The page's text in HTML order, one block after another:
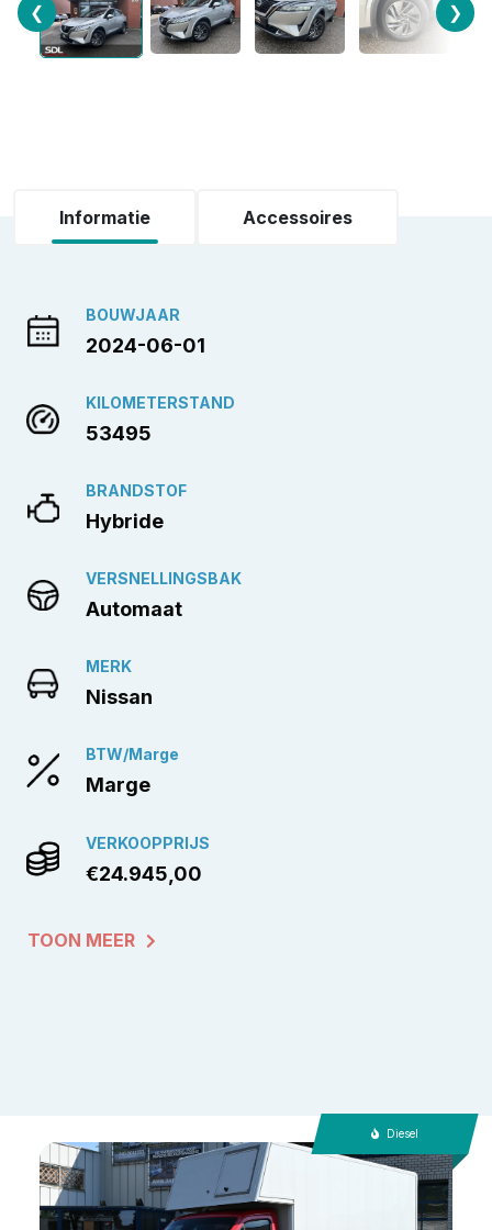
❮ ❯
Informatie Accessoires
BOUWJAAR
2024-06-01
KILOMETERSTAND
53495
BRANDSTOF
Hybride
VERSNELLINGSBAK
Automaat
MERK
Nissan
BTW/Marge
Marge
VERKOOPPRIJS
€24.945,00
TOON MEER
Diesel